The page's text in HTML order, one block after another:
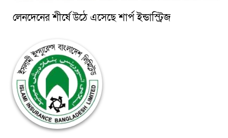
লেনদেনের শীর্ষে উঠে এসেছে শার্প ইন্ডাস্ট্রিজ